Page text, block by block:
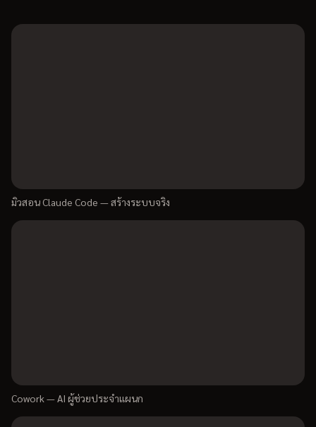
มิวสอน Claude Code — สร้างระบบจริง
Cowork — AI ผู้ช่วยประจำแผนก